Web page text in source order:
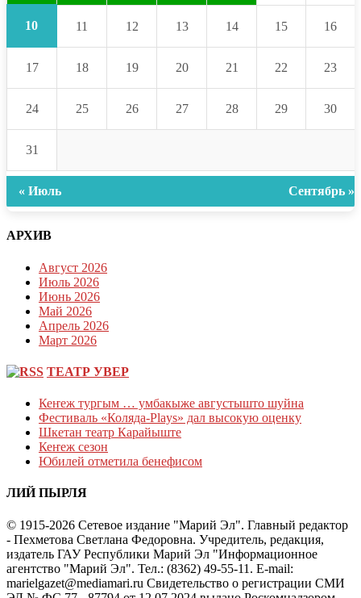
10 11 12 13 14 15 16
17 18 19 20 21 22 23
24 25 26 27 28 29 30
31
« Июль Сентябрь »
АРХИВ
Август 2026
Июль 2026
Июнь 2026
Май 2026
Апрель 2026
Март 2026
ТЕАТР УВЕР
Кеҥеж тургым … умбакыже августышто шуйна
Фестиваль «Коляда-Plays» дал высокую оценку
Шкетан театр Карайыште
Кеҥеж сезон
Юбилей отметила бенефисом
ЛИЙ ПЫРЛЯ
© 1915-2026 Сетевое издание "Марий Эл". Главный редактор
- Пехметова Светлана Федоровна. Учредитель, редакция,
издатель ГАУ Республики Марий Эл "Информационное
агентство "Марий Эл". Тел.: (8362) 49-55-11. E-mail:
marielgazet@mediamari.ru Свидетельство о регистрации СМИ